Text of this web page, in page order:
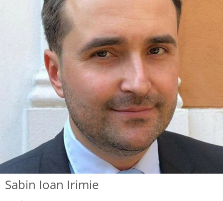
Sabin Ioan Irimie